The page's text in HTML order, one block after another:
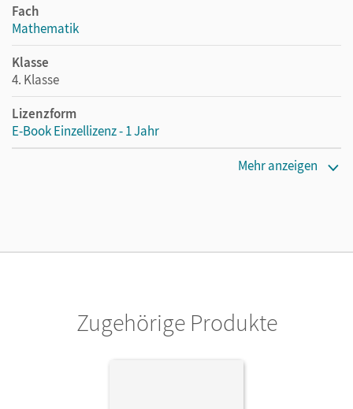
Fach
Mathematik
Klasse
4. Klasse
Lizenzform
E-Book Einzellizenz - 1 Jahr
Privatpersonen, die nur mit dem E-Book arbeiten.
Mehr anzeigen
Zugehörige Produkte